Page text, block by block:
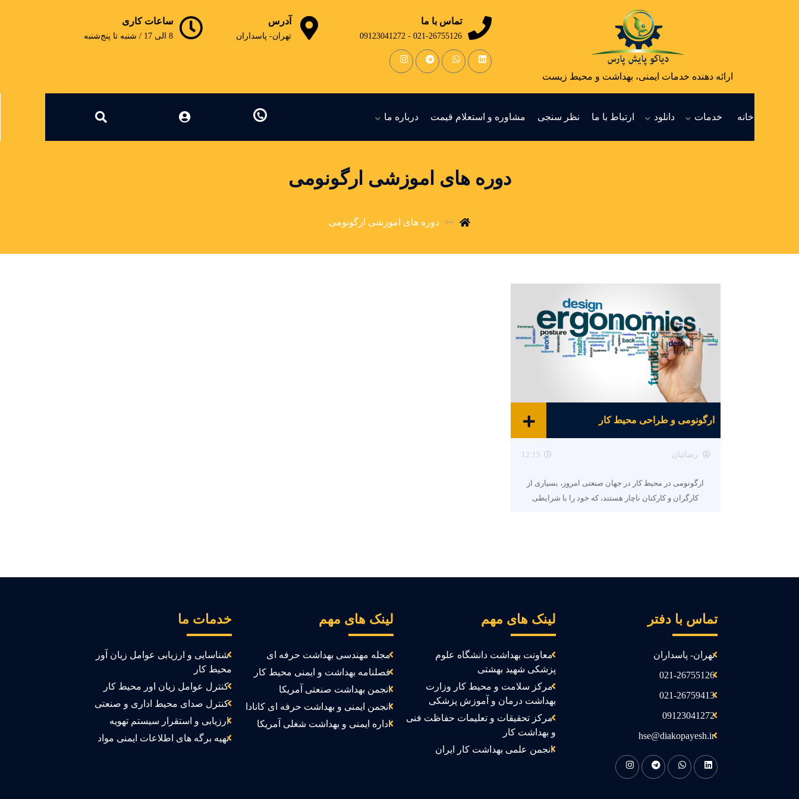
ارائه دهنده خدمات ایمنی، بهداشت و محیط زیست
تماس با ما
021-26755126 - 09123041272
آدرس
تهران- پاسداران
ساعات کاری
8 الی 17 / شنبه تا پنج‌شنبه
خانه خدمات دانلود ارتباط با ما نظر سنجی مشاوره و استعلام قیمت درباره ما
دوره های اموزشی ارگونومی
دوره های اموزشی ارگونومی
ارگونومی و طراحی محیط کار
رضائیان 12:15
ارگونومی در محیط کار در جهان صنعتی امروز، بسیاری از
کارگران و کارکنان ناچار هستند، که خود را با شرایطی
تماس با دفتر
تهران- پاسداران
021-26755126
021-26759413
09123041272
hse@diakopayesh.ir
لینک های مهم
معاونت بهداشت دانشگاه علوم
پزشکی شهید بهشتی
مرکز سلامت و محیط کار وزارت
بهداشت درمان و آموزش پزشکی
مرکز تحقیقات و تعلیمات حفاظت فنی
و بهداشت کار
انجمن علمی بهداشت کار ایران
لینک های مهم
مجله مهندسی بهداشت حرفه ای
فصلنامه بهداشت و ایمنی محیط کار
انجمن بهداشت صنعتی آمریکا
انجمن ایمنی و بهداشت حرفه ای کانادا
اداره ایمنی و بهداشت شغلی آمریکا
خدمات ما
شناسایی و ارزیابی عوامل زیان آور
محیط کار
کنترل عوامل زیان اور محیط کار
کنترل صدای محیط اداری و صنعتی
ارزیابی و استقرار سیستم تهویه
تهیه برگه های اطلاعات ایمنی مواد